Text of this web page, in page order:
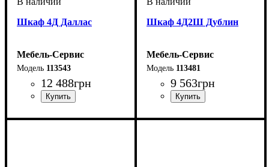
Шкаф 4Д Даллас
Мебель-Сервис
113543
12 488грн
Шкаф 4Д2Ш Дублин
Мебель-Сервис
113481
9 563грн